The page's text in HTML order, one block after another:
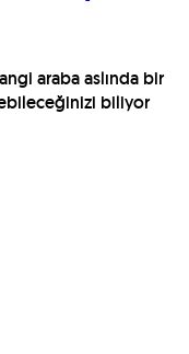
araba aslında bir
biliyor